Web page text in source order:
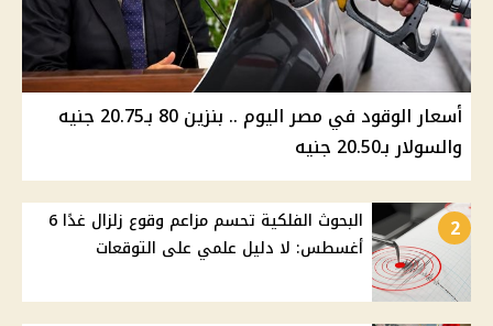
أسعار الوقود في مصر اليوم .. بنزين 80 بـ20.75 جنيه
والسولار بـ20.50 جنيه
2
البحوث الفلكية تحسم مزاعم وقوع زلزال غدًا 6
أغسطس: لا دليل علمي على التوقعات